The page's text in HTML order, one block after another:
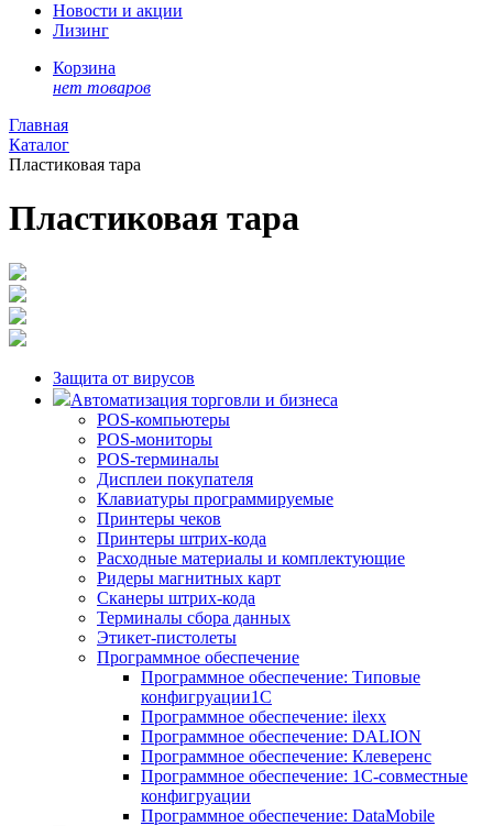
Новости и акции
Лизинг
Корзина
нет товаров
Главная
Каталог
Пластиковая тара
Пластиковая тара
Защита от вирусов
Автоматизация торговли и бизнеса
POS-компьютеры
POS-мониторы
POS-терминалы
Дисплеи покупателя
Клавиатуры программируемые
Принтеры чеков
Принтеры штрих-кода
Расходные материалы и комплектующие
Ридеры магнитных карт
Сканеры штрих-кода
Терминалы сбора данных
Этикет-пистолеты
Программное обеспечение
Программное обеспечение: Типовые
конфигруации1С
Программное обеспечение: ilexx
Программное обеспечение: DALION
Программное обеспечение: Клеверенс
Программное обеспечение: 1С-совместные
конфигруации
Программное обеспечение: DataMobile